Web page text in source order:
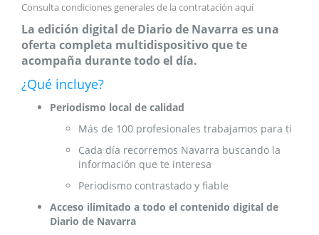
Consulta condiciones generales de la contratación aquí
La edición digital de Diario de Navarra es una
oferta completa multidispositivo que te
acompaña durante todo el día.
¿Qué incluye?
Periodismo local de calidad
Más de 100 profesionales trabajamos para ti
Cada día recorremos Navarra buscando la
información que te interesa
Periodismo contrastado y fiable
Acceso ilimitado a todo el contenido digital de
Diario de Navarra